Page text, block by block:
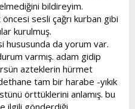
bildireyim.
sesli çağrı kurban gibi
kurulmuş.
hususunda da yorum var.
varmış. adam gidip
azteklerin hürmet
tam bir harabe -yıkık
örttüklerini anlamış. bu
ilgili gönderdiği